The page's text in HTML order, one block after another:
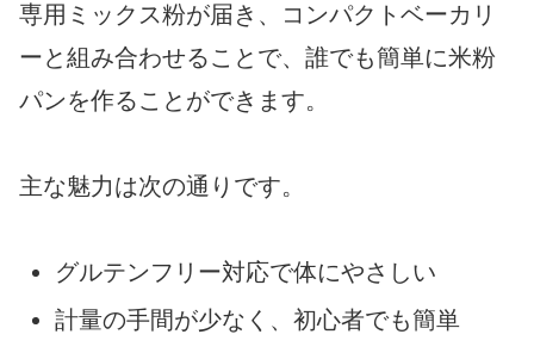
専用ミックス粉が届き、コンパクトベーカリ
ーと組み合わせることで、誰でも簡単に米粉
パンを作ることができます。
主な魅力は次の通りです。
グルテンフリー対応で体にやさしい
計量の手間が少なく、初心者でも簡単